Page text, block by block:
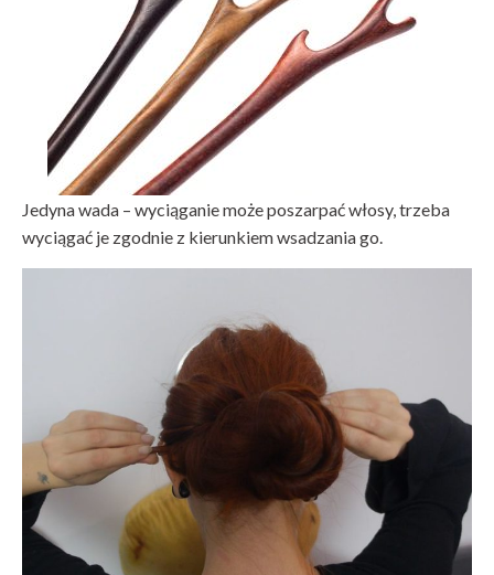
Jedyna wada – wyciąganie może poszarpać włosy, trzeba
wyciągać je zgodnie z kierunkiem wsadzania go.